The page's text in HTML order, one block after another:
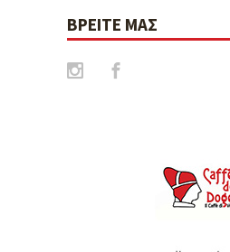
ΒΡΕΊΤΕ ΜΑΣ